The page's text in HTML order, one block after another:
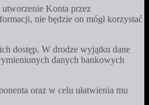
utworzenie Konta przez
nie będzie on mógł korzystać
dostęp. W drodze wyjątku dane
danych bankowych
oraz w celu ułatwienia mu